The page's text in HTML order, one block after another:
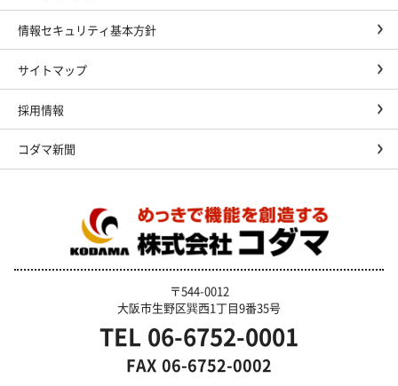
情報セキュリティ基本方針
サイトマップ
採用情報
コダマ新聞
〒544-0012
大阪市生野区巽西1丁目9番35号
TEL 06-6752-0001
FAX 06-6752-0002